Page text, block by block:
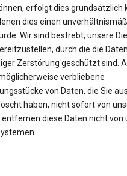
erfolgt dies grundsätzlich
dies einen
Wir sind bestrebt, unsere
durch die die
Zerstörung geschützt sind.
verbliebene
von Daten, die Sie
haben, nicht sofort von
diese Daten nicht von